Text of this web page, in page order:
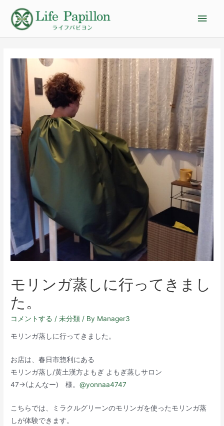
モリンガ蒸しに行ってきまし
た。
コメントする /未分類 / By Manager3
モリンガ蒸しに行ってきました。
お店は、春日市惣利にある
モリンガ蒸し/黄土漢方よもぎ よもぎ蒸しサロン
47→(よんなー) 様。@yonnaa4747
こちらでは、ミラクルグリーンのモリンガを使ったモリンガ蒸
しが体験できます。